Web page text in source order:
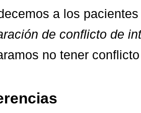
a los
de conflicto de
no tener